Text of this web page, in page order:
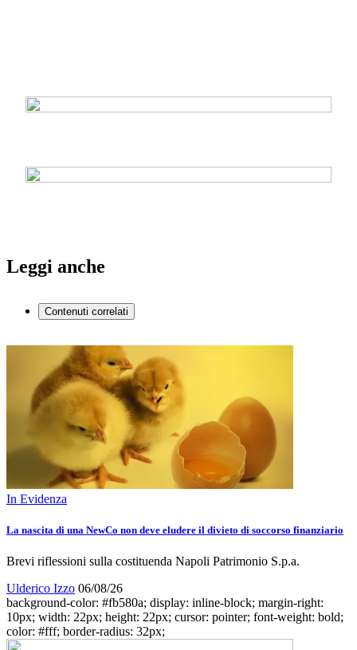
Leggi anche
Contenuti correlati
In Evidenza
La nascita di una NewCo non deve eludere il divieto di soccorso finanziario
Brevi riflessioni sulla costituenda Napoli Patrimonio S.p.a.
Ulderico Izzo 06/08/26
background-color: #fb580a; display: inline-block; margin-right:
10px; width: 22px; height: 22px; cursor: pointer; font-weight: bold;
color: #fff; border-radius: 32px;